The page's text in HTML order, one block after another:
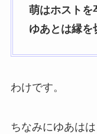
萌はホストを
ゆあとは縁を
わけです。
ちなみにゆあは